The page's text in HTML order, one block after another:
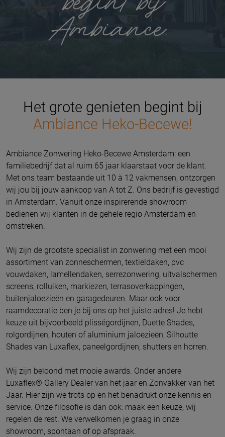
Het grote genieten begint bij
Ambiance Heko-Becewe!
Ambiance Zonwering Heko-Becewe Amsterdam: een
familiebedrijf dat al ruim 65 jaar klaarstaat voor de klant.
Met ons team bestaande uit 10 à 12 vakmensen, ontzorgen
wij jou bij jouw aankoop van A tot Z. Ons bedrijf is gevestigd
in Amsterdam. Vanuit onze inspirerende showroom
bedienen wij klanten in de gehele regio Amsterdam en
omstreken.
Wij zijn de grootste specialist in zonwering met een mooi
assortiment van zonneschermen, textieldaken, pvc
vouwdaken, lamellendaken, serrezonwering, uitvalschermen
screens, rolluiken, markiezen, terrasoverkappingen,
buitenjaloezieën en garagedeuren. Maar ook voor
raamdecoratie ben je bij ons op het juiste adres! Je hebt
keuze uit bijvoorbeeld plisségordijnen, Duette Shades,
rolgordijnen, houten of aluminium jaloezieën, Silhoutte
Shades van Luxaflex, paneelgordijnen, shutters en horren.
Wij zijn beloond met mooie awards. Onder andere
Luxaflex® Gallery Dealer van het jaar en Zonvakker van het
Jaar. Hier zijn we trots op en het benadrukt onze kennis en
service. Onze filosofie is dan ook: maak een keuze, wij
regelen de rest. We verwelkomen je graag in onze
showroom, spontaan of op afspraak.